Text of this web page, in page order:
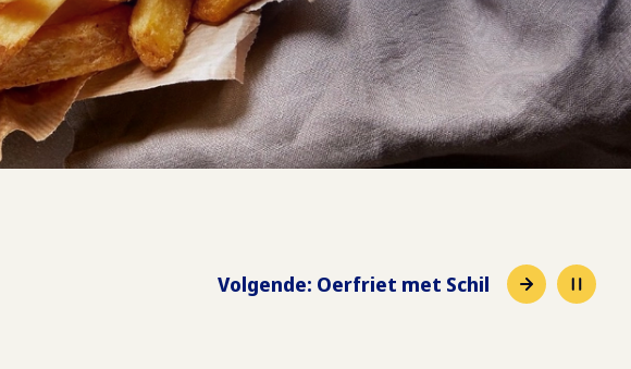
Volgende:Gratins Cream & Cheese